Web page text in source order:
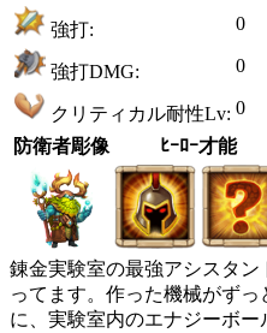
強打: 0
強打DMG: 0
クリティカル耐性Lv: 0
防衛者彫像
ﾋｰﾛｰ才能
錬金実験室の最強アシスタ
ってます。作った機械がず
に、実験室内のエナジーボ